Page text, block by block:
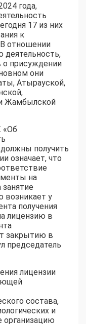
года,
17 из них
к
В отношении
деятельность,
о присуждении
они
Атырауской,
Жамбылской
«Об
получить
означает, что
на
возникает у
получения
лицензию в
закрытию в
председатель
лицензии
состава,
и
организацию